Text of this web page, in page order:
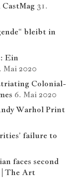
31.
bleibt in
Ein
Mai 2020
Colonial-
6. Mai 2020
Warhol Print
failure to
faces second
| The Art